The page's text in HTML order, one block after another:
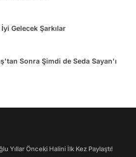
Gelecek Şarkılar
Sonra Şimdi de Seda Sayan'ı
Yıllar Önceki Halini İlk Kez Paylaştı!